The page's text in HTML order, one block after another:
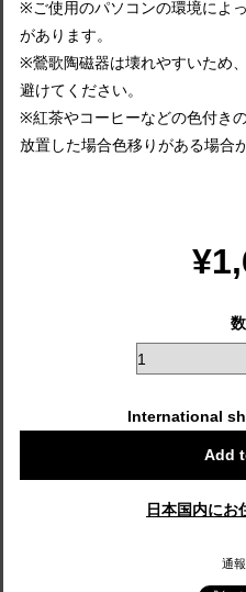
※ご使用のパソコンの環境によ
があります。
※鶯歌陶磁器は壊れやすいため
避けてください。
※紅茶やコーヒーなどの色付き
放置した場合色移りがある場合
International
Add
日本国内にお
通